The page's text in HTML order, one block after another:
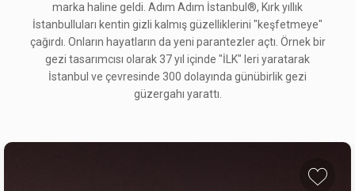
marka haline geldi. Adım Adım İstanbul®, Kırk yıllık
İstanbulluları kentin gizli kalmış güzelliklerini "keşfetmeye"
çağırdı. Onların hayatların da yeni parantezler açtı. Örnek bir
gezi tasarımcısı olarak 37 yıl içinde "İLK" leri yaratarak
İstanbul ve çevresinde 300 dolayında günübirlik gezi
güzergahı yarattı.